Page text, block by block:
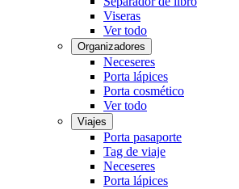
Viseras
Ver todo
Organizadores
Neceseres
Porta lápices
Porta cosmético
Ver todo
Viajes
Porta pasaporte
Tag de viaje
Neceseres
Porta lápices